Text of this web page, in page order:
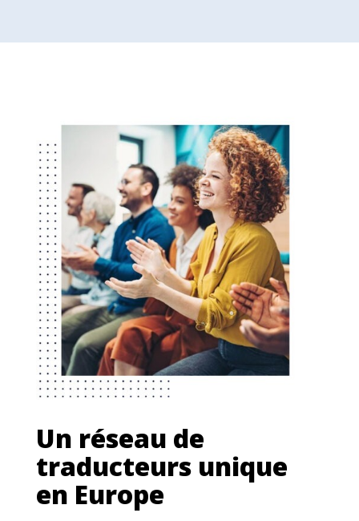
Un réseau de
traducteurs unique
en Europe